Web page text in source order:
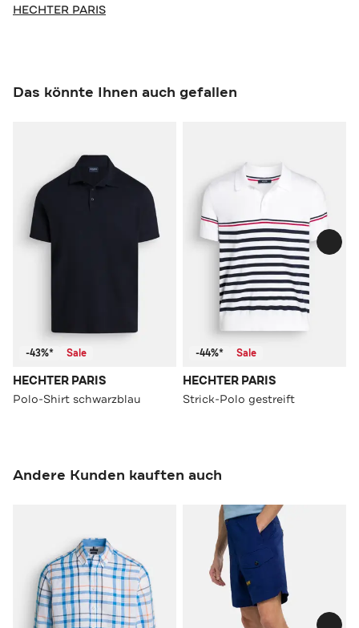
HECHTER PARIS
Das könnte Ihnen auch gefallen
-43%* Sale
HECHTER PARIS
Polo-Shirt schwarzblau
-44%* Sale
HECHTER PARIS
Strick-Polo gestreift
Andere Kunden kauften auch